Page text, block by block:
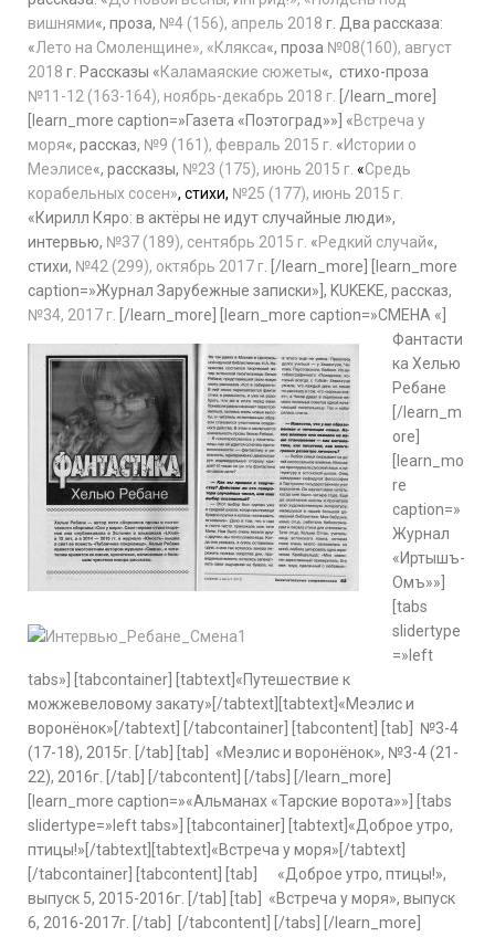
вишнями«, проза, №4 (156), апрель 2018 г. Два рассказа:
«Лето на Смоленщине», «Клякса«, проза №08(160), август
2018 г. Рассказы «Каламаяские сюжеты«, стихо-проза
№11-12 (163-164), ноябрь-декабрь 2018 г.
[/learn_more]
[learn_more caption=»Газета «Поэтоград»»] «Встреча у
моря«, рассказ, №9 (161), февраль 2015 г. «Истории о
Меэлисе«, рассказы, №23 (175), июнь 2015 г. «Средь
корабельных сосен», стихи, №25 (177), июнь 2015 г.
«Кирилл Кяро: в актёры не идут случайные люди»,
интервью, №37 (189), сентябрь 2015 г. «Редкий случай«,
стихи, №42 (299), октябрь 2017 г . [/learn_more] [learn_more
caption=»Журнал Зарубежные записки»], KUKEKE, рассказ,
№34, 2017 г.
[/learn_more] [learn_more caption=»СМЕНА «]
Фантасти
ка Хелью
Ребане
[/learn_m
ore]
[learn_mo
re
caption=»
Журнал
«Иртышъ-
Омъ»»]
[tabs
slidertype
=»left
tabs»] [tabcontainer] [tabtext]«Путешествие к
можжевеловому закату»[/tabtext][tabtext]«Меэлис и
воронёнок»[/tabtext] [/tabcontainer] [tabcontent] [tab]
№3-4
(17-18), 2015г.
[/tab] [tab]
«Меэлис и воронёнок», №3-4 (21-
22), 2016г.
[/tab] [/tabcontent] [/tabs] [/learn_more]
[learn_more caption=»«Альманах «Тарские ворота»»] [tabs
slidertype=»left tabs»] [tabcontainer] [tabtext]«Доброе утро,
птицы!»[/tabtext][tabtext]«Встреча у моря»[/tabtext]
[/tabcontainer] [tabcontent] [tab]
«Доброе утро, птицы!»,
выпуск 5, 2015-2016г.
[/tab] [tab]
«Встреча у моря», выпуск
6, 2016-2017г.
[/tab] [/tabcontent] [/tabs] [/learn_more]